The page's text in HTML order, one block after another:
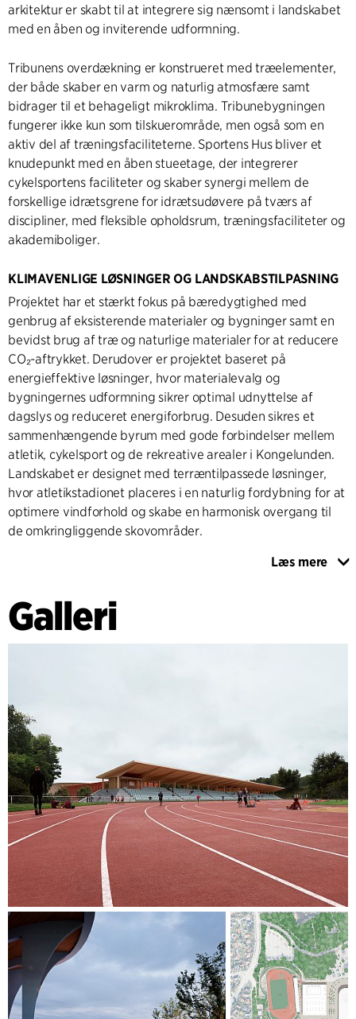
arkitektur er skabt til at integrere sig nænsomt i landskabet
med en åben og inviterende udformning.
Tribunens overdækning er konstrueret med træelementer,
der både skaber en varm og naturlig atmosfære samt
bidrager til et behageligt mikroklima. Tribunebygningen
fungerer ikke kun som tilskuerområde, men også som en
aktiv del af træningsfaciliteterne. Sportens Hus bliver et
knudepunkt med en åben stueetage, der integrerer
cykelsportens faciliteter og skaber synergi mellem de
forskellige idrætsgrene for idrætsudøvere på tværs af
discipliner, med fleksible opholdsrum, træningsfaciliteter og
akademiboliger.
KLIMAVENLIGE LØSNINGER OG LANDSKABSTILPASNING
Projektet har et stærkt fokus på bæredygtighed med
genbrug af eksisterende materialer og bygninger samt en
bevidst brug af træ og naturlige materialer for at reducere
CO₂-aftrykket. Derudover er projektet baseret på
energieffektive løsninger, hvor materialevalg og
bygningernes udformning sikrer optimal udnyttelse af
dagslys og reduceret energiforbrug. Desuden sikres et
sammenhængende byrum med gode forbindelser mellem
atletik, cykelsport og de rekreative arealer i Kongelunden.
Landskabet er designet med terræntilpassede løsninger,
hvor atletikstadionet placeres i en naturlig fordybning for at
optimere vindforhold og skabe en harmonisk overgang til
de omkringliggende skovområder.
Med det nye atletikstadion og Sportens Hus skabes en
fællesskab og livskvalitet for Aarhus’ borgere i generationer
frem.
Læs mere
Galleri